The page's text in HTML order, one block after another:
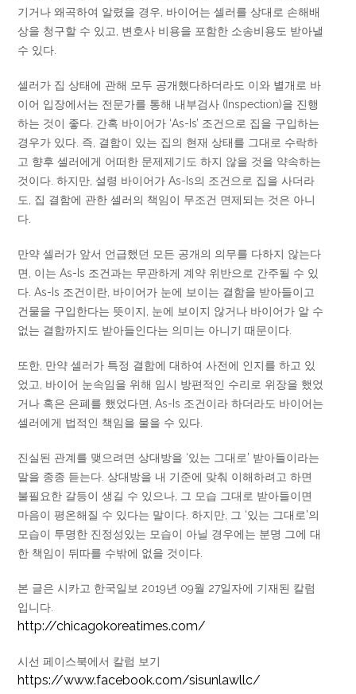
기거나 왜곡하여 알렸을 경우, 바이어는 셀러를 상대로 손해배
상을 청구할 수 있고, 변호사 비용을 포함한 소송비용도 받아낼
수 있다.
셀러가 집 상태에 관해 모두 공개했다하더라도 이와 별개로 바
이어 입장에서는 전문가를 통해 내부검사 (Inspection)을 진행
하는 것이 좋다. 간혹 바이어가 ‘As-Is’ 조건으로 집을 구입하는
경우가 있다. 즉, 결함이 있는 집의 현재 상태를 그대로 수락하
고 향후 셀러에게 어떠한 문제제기도 하지 않을 것을 약속하는
것이다. 하지만, 설령 바이어가 As-Is의 조건으로 집을 사더라
도, 집 결함에 관한 셀러의 책임이 무조건 면제되는 것은 아니
다.
만약 셀러가 앞서 언급했던 모든 공개의 의무를 다하지 않는다
면, 이는 As-Is 조건과는 무관하게 계약 위반으로 간주될 수 있
다. As-Is 조건이란, 바이어가 눈에 보이는 결함을 받아들이고
건물을 구입한다는 뜻이지, 눈에 보이지 않거나 바이어가 알 수
없는 결함까지도 받아들인다는 의미는 아니기 때문이다.
또한, 만약 셀러가 특정 결함에 대하여 사전에 인지를 하고 있
었고, 바이어 눈속임을 위해 임시 방편적인 수리로 위장을 했었
거나 혹은 은폐를 했었다면, As-Is 조건이라 하더라도 바이어는
셀러에게 법적인 책임을 물을 수 있다.
진실된 관계를 맺으려면 상대방을 ‘있는 그대로’ 받아들이라는
말을 종종 듣는다. 상대방을 내 기준에 맞춰 이해하려고 하면
불필요한 갈등이 생길 수 있으나, 그 모습 그대로 받아들이면
마음이 평온해질 수 있다는 말이다. 하지만, 그 ‘있는 그대로’의
모습이 투명한 진정성있는 모습이 아닐 경우에는 분명 그에 대
한 책임이 뒤따를 수밖에 없을 것이다.
본 글은 시카고 한국일보 2019년 09월 27일자에 기재된 칼럼
입니다.
http://chicagokoreatimes.com/
시선 페이스북에서 칼럼 보기
https://www.facebook.com/sisunlawllc/